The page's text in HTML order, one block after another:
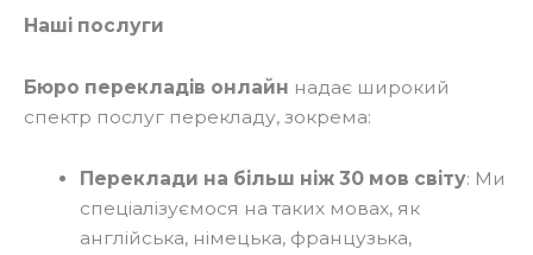
Наші послуги
Бюро перекладів онлайн надає широкий
спектр послуг перекладу, зокрема:
Переклади на більш ніж 30 мов світу: Ми
спеціалізуємося на таких мовах, як
англійська, німецька, французька,